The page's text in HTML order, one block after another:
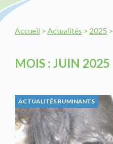
Accueil > Actualités > 2025 >
MOIS : JUIN 2025
ACTUALITÉS RUMINANTS